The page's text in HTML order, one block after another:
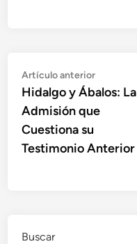
Navegación
de
entradas
Artículo anteriorArtículo
anterior:
Hidalgo y Ábalos: La
Admisión que
Cuestiona su
Testimonio Anterior
Buscar